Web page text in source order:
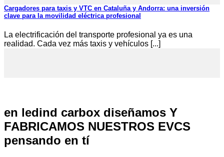
Cargadores para taxis y VTC en Cataluña y Andorra: una inversión
clave para la movilidad eléctrica profesional
La electrificación del transporte profesional ya es una
realidad. Cada vez más taxis y vehículos [...]
en ledind carbox diseñamos Y
FABRICAMOS NUESTROS EVCS
pensando en tí